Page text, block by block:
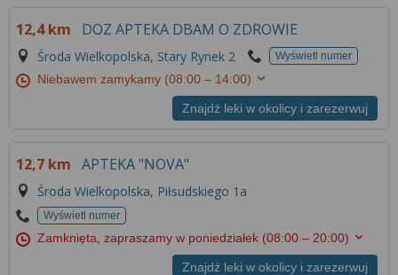
12,4 km DOZ APTEKA DBAM O ZDROWIE
Środa Wielkopolska, Stary Rynek 2 Wyświetl numer
Niebawem zamykamy (08:00 – 14:00)
Znajdź leki w okolicy i zarezerwuj
12,7 km APTEKA "NOVA"
Środa Wielkopolska, Piłsudskiego 1a
Wyświetl numer
Zamknięta, zapraszamy w poniedziałek (08:00 – 20:00)
Znajdź leki w okolicy i zarezerwuj